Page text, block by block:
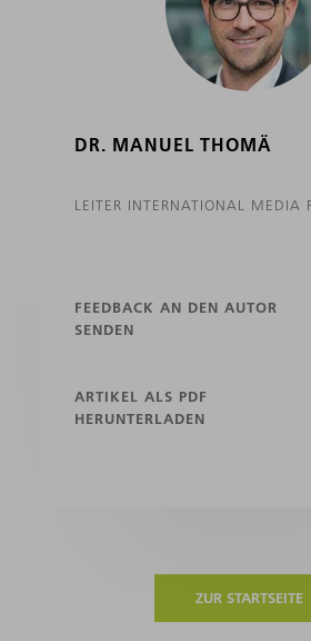
DR. MANUEL THOMÄ
LEITER INTERNATIONAL MEDIA
FEEDBACK AN DEN AUTOR
SENDEN
ARTIKEL ALS PDF
HERUNTERLADEN
ZUR STARTSEITE